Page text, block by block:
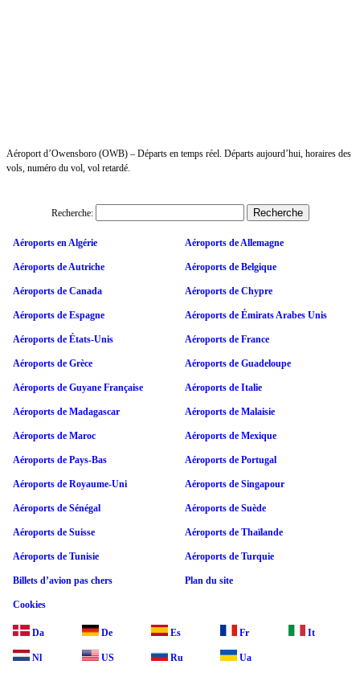
Aéroport d’Owensboro (OWB) – Départs en temps réel. Départs aujourd’hui, horaires des
vols, numéro du vol, vol retardé.
Recherche:
Aéroports en Algérie Aéroports de Allemagne
Aéroports de Autriche Aéroports de Belgique
Aéroports de Canada Aéroports de Chypre
Aéroports de Espagne Aéroports de Émirats Arabes Unis
Aéroports de États-Unis Aéroports de France
Aéroports de Grèce Aéroports de Guadeloupe
Aéroports de Guyane Française Aéroports de Italie
Aéroports de Madagascar Aéroports de Malaisie
Aéroports de Maroc Aéroports de Mexique
Aéroports de Pays-Bas Aéroports de Portugal
Aéroports de Royaume-Uni Aéroports de Singapour
Aéroports de Sénégal Aéroports de Suède
Aéroports de Suisse Aéroports de Thaïlande
Aéroports de Tunisie Aéroports de Turquie
Billets d’avion pas chers Plan du site
Cookies
Da De Es Fr It
Nl US Ru Ua